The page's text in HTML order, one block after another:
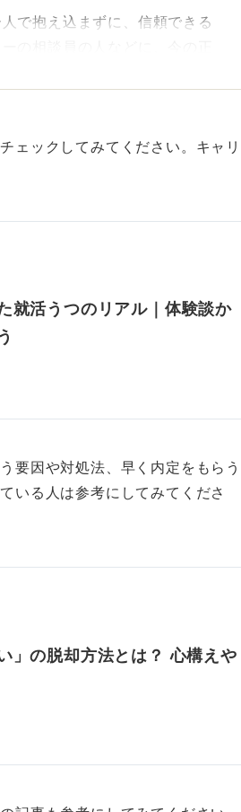
で抱え込まずに、信頼できる
の相談員の人などに、今の正
いう形で他者からの評価にさ
。
とは、決して珍しいことでは
きることを見つけて、意識的
め方についても、いったん立
」といったネガティブな思考
。就職は「ご縁」によるとこ
ェックしてみてください。キャリ
就活うつのリアル｜体験談か
要因や対処法、早く内定をもらう
いる人は参考にしてみてくださ
」の脱却方法とは？ 心構えや